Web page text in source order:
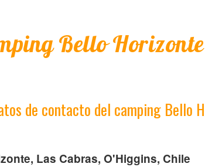
Bello Horizonte
de contacto del camping Bello
Las Cabras, O'Higgins, Chile